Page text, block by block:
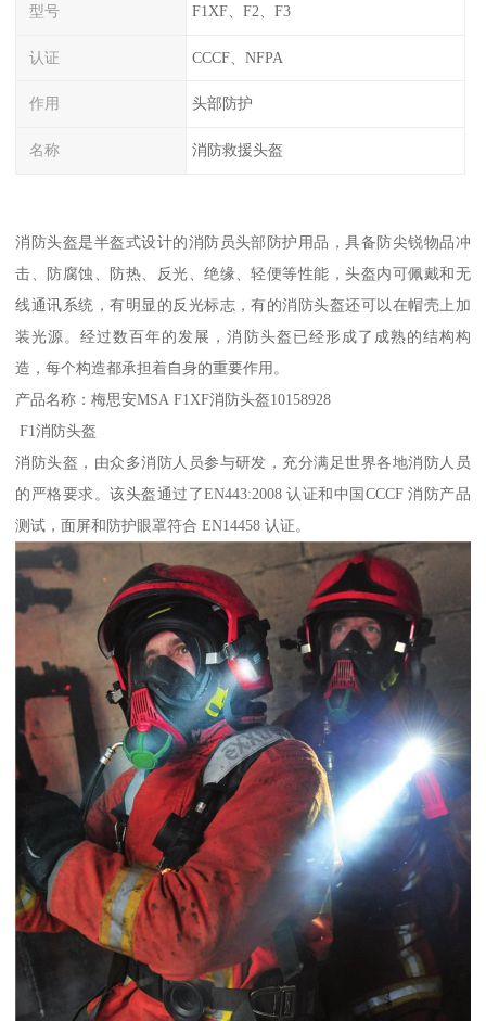
型号 F1XF、F2、F3
认证 CCCF、NFPA
作用 头部防护
名称 消防救援头盔
消防头盔是半盔式设计的消防员头部防护用品，具备防尖锐物品冲
击、防腐蚀、防热、反光、绝缘、轻便等性能，头盔内可佩戴和无
线通讯系统，有明显的反光标志，有的消防头盔还可以在帽壳上加
装光源。经过数百年的发展，消防头盔已经形成了成熟的结构构
造，每个构造都承担着自身的重要作用。
产品名称：梅思安MSA F1XF消防头盔10158928
F1消防头盔
消防头盔，由众多消防人员参与研发，充分满足世界各地消防人员
的严格要求。该头盔通过了EN443:2008 认证和中国CCCF 消防产品
测试，面屏和防护眼罩符合 EN14458 认证。